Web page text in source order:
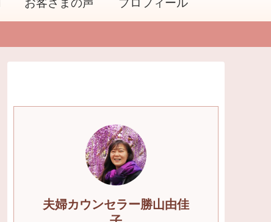
お客さまの声 プロフィール
夫婦カウンセラー勝山由佳